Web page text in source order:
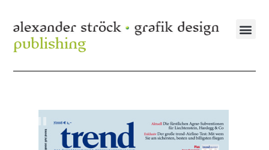
publishing